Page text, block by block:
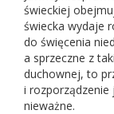
świeckiej
świecka wydaje
do święcenia
a sprzeczne z
duchownej, to
i
nieważne.